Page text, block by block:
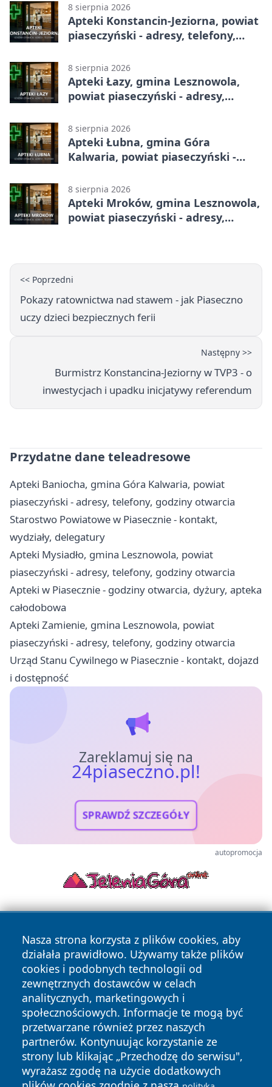
8 sierpnia 2026
Apteki Konstancin-Jeziorna, powiat
piaseczyński - adresy, telefony,
8 sierpnia 2026
Apteki Łazy, gmina Lesznowola,
powiat piaseczyński - adresy,
8 sierpnia 2026
Apteki Łubna, gmina Góra
Kalwaria, powiat piaseczyński -
8 sierpnia 2026
Apteki Mroków, gmina Lesznowola,
powiat piaseczyński - adresy,
<< Poprzedni
Pokazy ratownictwa nad stawem - jak Piaseczno
uczy dzieci bezpiecznych ferii
Następny >>
Burmistrz Konstancina-Jeziorny w TVP3 - o
inwestycjach i upadku inicjatywy referendum
Przydatne dane teleadresowe
Apteki Baniocha, gmina Góra Kalwaria, powiat
piaseczyński - adresy, telefony, godziny otwarcia
Starostwo Powiatowe w Piasecznie - kontakt,
wydziały, delegatury
Apteki Mysiadło, gmina Lesznowola, powiat
piaseczyński - adresy, telefony, godziny otwarcia
Apteki w Piasecznie - godziny otwarcia, dyżury, apteka
całodobowa
Apteki Zamienie, gmina Lesznowola, powiat
piaseczyński - adresy, telefony, godziny otwarcia
Urząd Stanu Cywilnego w Piasecznie - kontakt, dojazd
i dostępność
Zareklamuj się na
24piaseczno.pl!
SPRAWDŹ SZCZEGÓŁY
autopromocja
Nasza strona korzysta z plików cookies, aby
działała prawidłowo. Używamy także plików
cookies i podobnych technologii od
zewnętrznych dostawców w celach
analitycznych, marketingowych i
społecznościowych. Informacje te mogą być
przetwarzane również przez naszych
partnerów. Kontynuując korzystanie ze
strony lub klikając „Przechodzę do serwisu",
wyrażasz zgodę na użycie dodatkowych
Copyright © 2026 24piaseczno.pl Wszystkie prawa
zastrzeżone.
News Autorzy
Polityka
Prywatności
Polityka
Cookies